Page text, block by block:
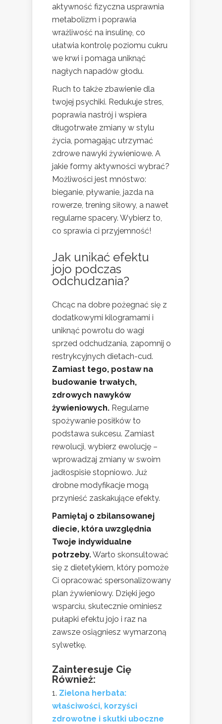
aktywność fizyczna usprawnia
metabolizm i poprawia
wrażliwość na insulinę, co
ułatwia kontrolę poziomu cukru
we krwi i pomaga uniknąć
nagłych napadów głodu.
Ruch to także zbawienie dla
twojej psychiki. Redukuje stres,
poprawia nastrój i wspiera
długotrwałe zmiany w stylu
życia, pomagając utrzymać
zdrowe nawyki żywieniowe. A
jakie formy aktywności wybrać?
Możliwości jest mnóstwo:
bieganie, pływanie, jazda na
rowerze, trening siłowy, a nawet
regularne spacery. Wybierz to,
co sprawia ci przyjemność!
Jak unikać efektu
jojo podczas
odchudzania?
Chcąc na dobre pożegnać się z
dodatkowymi kilogramami i
uniknąć powrotu do wagi
sprzed odchudzania, zapomnij o
restrykcyjnych dietach-cud.
Zamiast tego, postaw na
budowanie trwałych,
zdrowych nawyków
żywieniowych. Regularne
spożywanie posiłków to
podstawa sukcesu. Zamiast
rewolucji, wybierz ewolucję –
wprowadzaj zmiany w swoim
jadłospisie stopniowo. Już
drobne modyfikacje mogą
przynieść zaskakujące efekty.
Pamiętaj o zbilansowanej
diecie, która uwzględnia
Twoje indywidualne
potrzeby.Warto skonsultować
się z dietetykiem, który pomoże
Ci opracować spersonalizowany
plan żywieniowy. Dzięki jego
wsparciu, skutecznie ominiesz
pułapki efektu jojo i raz na
zawsze osiągniesz wymarzoną
sylwetkę.
Zainteresuje Cię
Również:
Zielona herbata:
właściwości, korzyści
zdrowotne i skutki uboczne